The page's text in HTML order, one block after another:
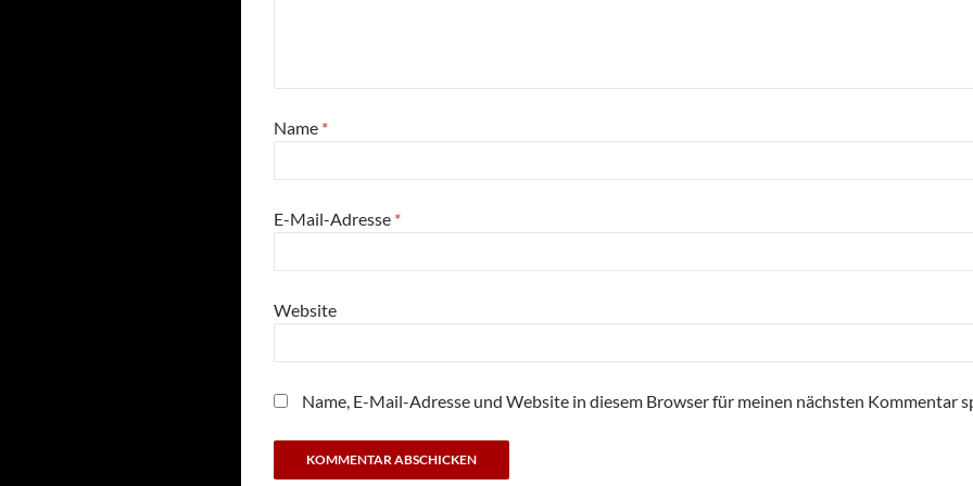
Name *
E-Mail-Adresse *
Website
Name, E-Mail-Adresse und Website in diesem Browser für meinen nächsten Kommentar